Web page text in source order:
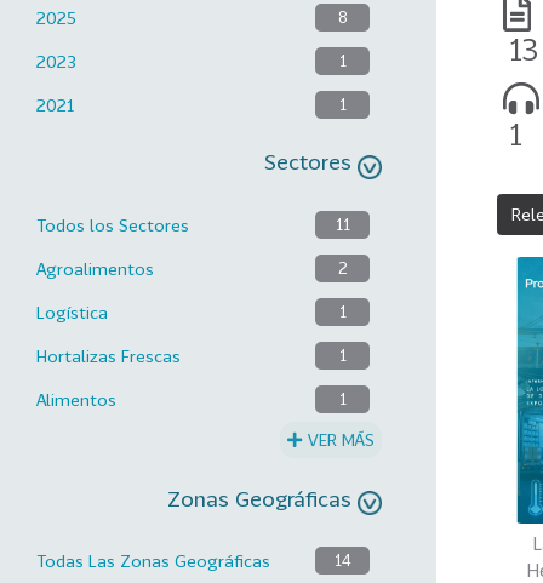
2025 8
2023 1
2021 1
Sectores
Todos los Sectores 11
Agroalimentos 2
Logística 1
Hortalizas Frescas 1
Alimentos 1
VER MÁS
Zonas Geográficas
Todas Las Zonas Geográficas 14
13
1